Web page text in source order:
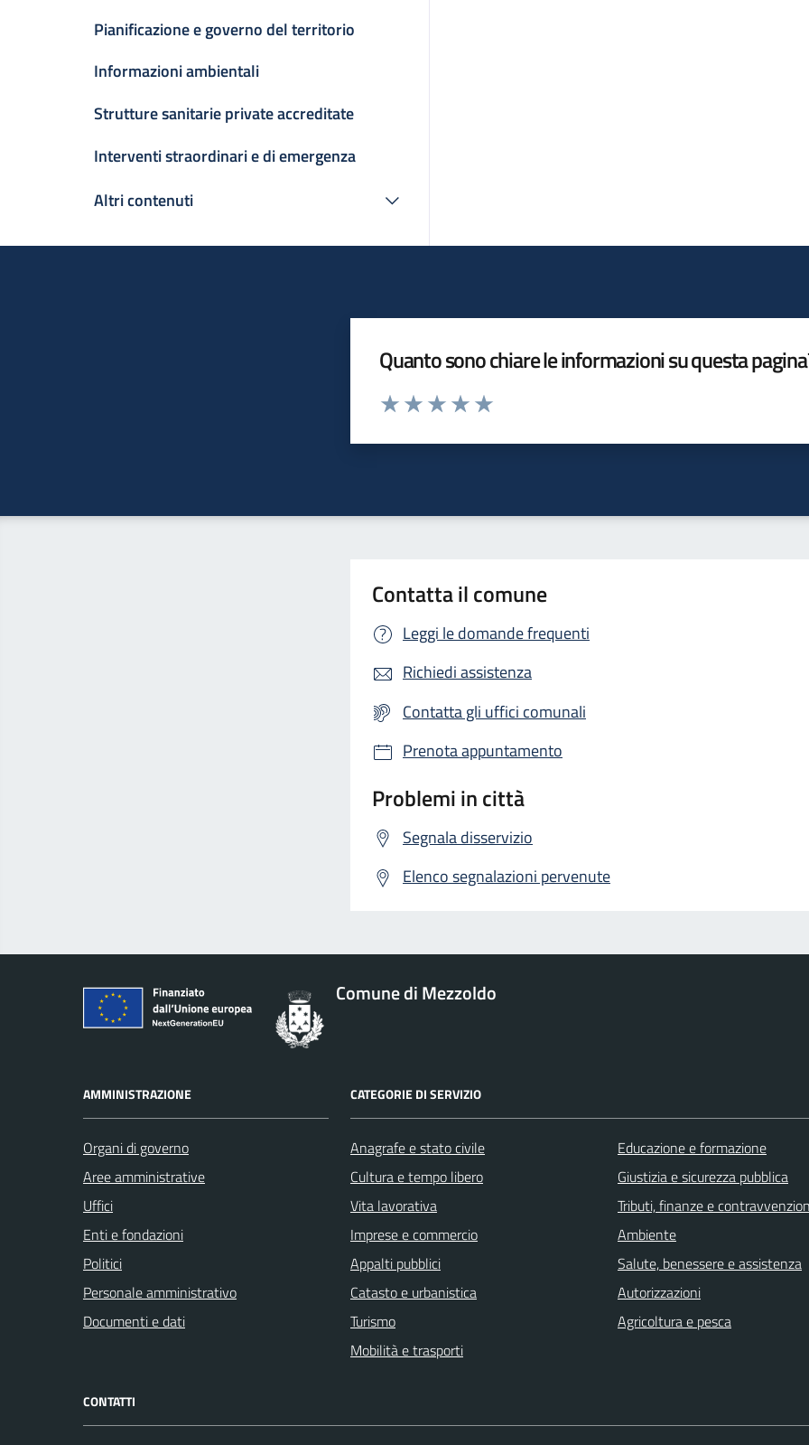
Pianificazione e governo del territorio
Informazioni ambientali
Strutture sanitarie private accreditate
Interventi straordinari e di emergenza
Altri contenuti
Quanto sono chiare le informazioni su questa
Valuta da 1 a 5 stelle la pagina
Contatta il comune
Leggi le domande frequenti
Richiedi assistenza
Contatta gli uffici comunali
Prenota appuntamento
Problemi in città
Segnala disservizio
Elenco segnalazioni pervenute
Comune di Mezzoldo
AMMINISTRAZIONE
Organi di governo
Aree amministrative
Uffici
Enti e fondazioni
Politici
Personale amministrativo
Documenti e dati
CATEGORIE DI SERVIZIO
Anagrafe e stato civile
Cultura e tempo libero
Vita lavorativa
Imprese e commercio
Appalti pubblici
Catasto e urbanistica
Turismo
Mobilità e trasporti
Educazione e formazione
Giustizia e sicurezza pubblica
Tributi, finanze e
Ambiente
Salute, benessere e assistenza
Autorizzazioni
Agricoltura e pesca
CONTATTI